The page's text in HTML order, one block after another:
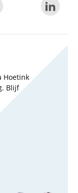
Hoetink
Blijf